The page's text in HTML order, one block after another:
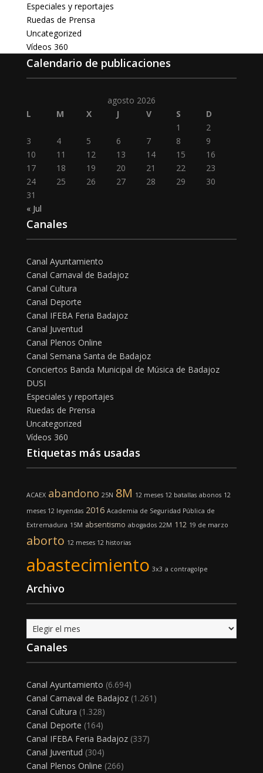
Especiales y reportajes
Ruedas de Prensa
Uncategorized
Vídeos 360
Calendario de publicaciones
agosto 2026
L
M X J V S
D
1
2
3
4 5 6 7 8
9
10
11 12 13 14 15
16
17
18 19 20 21 22
23
24
25 26 27 28 29
30
31
« Jul
Canales
Canal Ayuntamiento
Canal Carnaval de Badajoz
Canal Cultura
Canal Deporte
Canal IFEBA Feria Badajoz
Canal Juventud
Canal Plenos Online
Canal Semana Santa de Badajoz
Conciertos Banda Municipal de Música de Badajoz
DUSI
Especiales y reportajes
Ruedas de Prensa
Uncategorized
Vídeos 360
Etiquetas más usadas
ACAEX abandono 25N 8M 12 meses 12 batallas abonos 12
meses 12 leyendas 2016 Academia de Seguridad Pública de
Extremadura 15M absentismo abogados 22M 112 19 de marzo
aborto 12 meses 12 historias
abastecimiento 3x3 a contragolpe
Archivo
Archivo
Canales
Canal Ayuntamiento (6.694)
Canal Carnaval de Badajoz(1.261)
Canal Cultura (1.328)
Canal Deporte (164)
Canal IFEBA Feria Badajoz(337)
Canal Juventud (304)
Canal Plenos Online (266)